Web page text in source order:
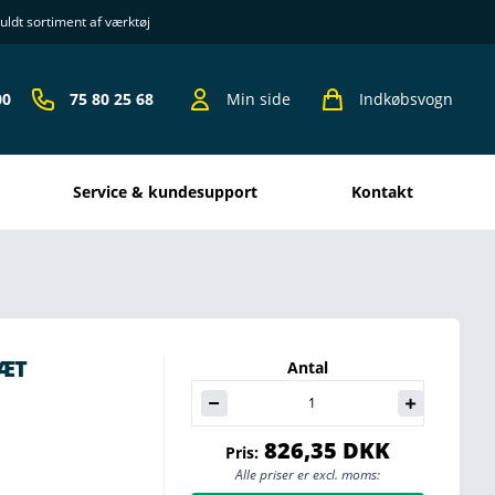
sortiment af værktøj
75 80 25 68 Min side Indkøbsvogn
Service & kundesupport kontakt
Antal
Pris:826,35 DKK
Alle priser er excl. moms: